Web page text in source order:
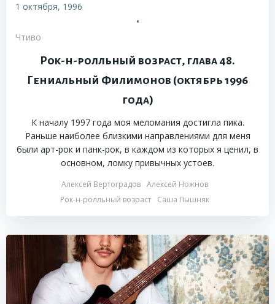
1 октября, 1996
•
Чтиво
Рок-н-ролльный возраст, глава 48.
Гениальный Филимонов (октябрь 1996
года)
К началу 1997 года моя меломания достигла пика.
Раньше наиболее близкими направлениями для меня
были арт-рок и панк-рок, в каждом из которых я ценил, в
основном, ломку привычных устоев.
Алексей Вертоградов
Алексей Ножнов
Рок-н-ролльный возраст
Саша Пышняк